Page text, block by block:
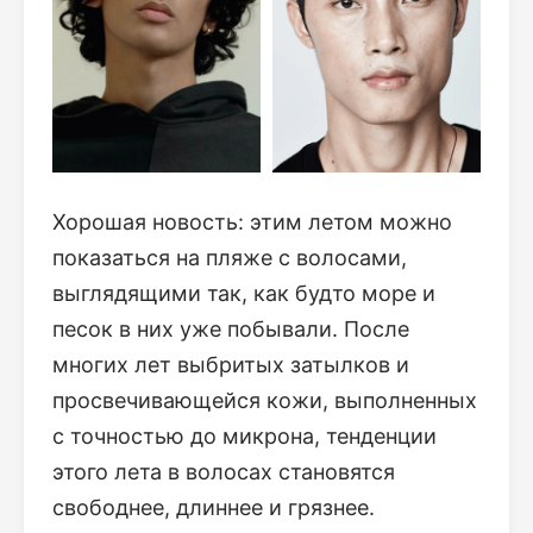
Хорошая новость: этим летом можно
показаться на пляже с волосами,
выглядящими так, как будто море и
песок в них уже побывали. После
многих лет выбритых затылков и
просвечивающейся кожи, выполненных
с точностью до микрона, тенденции
этого лета в волосах становятся
свободнее, длиннее и грязнее.